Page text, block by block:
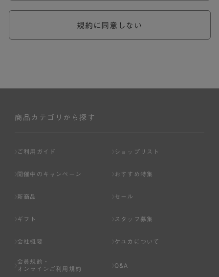
めが優先されるものとします。
ません。
ページへの入力、または弊社が別途指定する方法に従って
基づき判断した場合は、弊社は、その登録を取り消すこと
のいずれかの事由に該当する場合は、その登録を拒否し、
または事前に通知することなく一旦なされた登録を取り消
規約に同意しない
商品カテゴリから探す
ご利用ガイド ショップリスト
開催中のキャンペーン おすすめ特集
新商品 セール
ギフト スタッフ募集
会社概要 ケユカについて
会員規約・
オンラインご利用規約
Q&A